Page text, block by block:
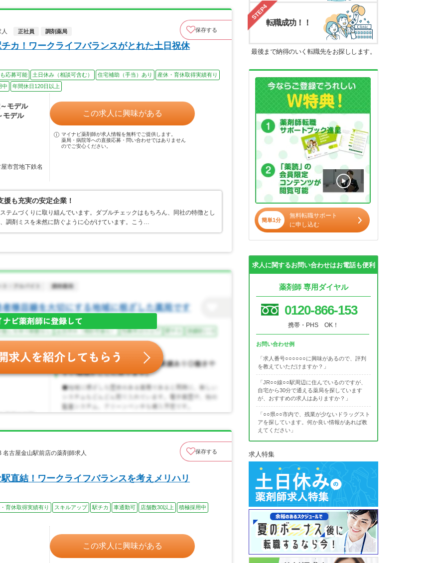
正社員 調剤薬局 保存する
カ！ワークライフバランスがとれた土日祝休
応募可能 土日休み（相談可含む） 住宅補助（手当）あり
産休・育休取得実績有り
中 年間休日120日以上
モデル
モデル
市営地下鉄名
この求人に興味がある
マイナビ薬剤師が求人情報を無料でご提供します。
薬局・病院等への直接応募・問い合わせではありません
のでご安心ください。
も充実の安定企業！
テムづくりに取り組んでいます。ダブルチェックはもちろん、同社の特徴とし
調剤ミスを未然に防ぐように心がけています。こう…
古屋金山駅前店の薬剤師求人
保存する
直結！ワークライフバランスを考えメリハリ
育休取得実績有り スキルアップ 駅チカ 車通勤可 店舗数30以上
積極採用中
この求人に興味がある
STEP4
転職成功！！
最後まで納得のいく転職先をお探しします。
簡単1分
無料転職サポート
に申し込む
求人に関するお問い合わせはお電話も便利
薬剤師 専用ダイヤル
0120-866-153
携帯・PHS OK！
お問い合わせ例
「求人番号○○○○○○に興味があるので、評判
を教えていただけますか？」
「JR○○線○○駅周辺に住んでいるのですが、
自宅から30分で通える薬局を探しています
が、おすすめの求人はありますか？」
「○○県○○市内で、残業が少ないドラッグスト
アを探しています。何か良い情報があれば教
えてください」
求人特集